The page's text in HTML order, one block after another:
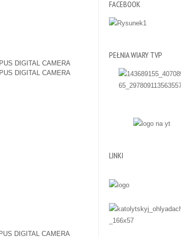
FACEBOOK
PEŁNIA WIARY TVP
LINKI